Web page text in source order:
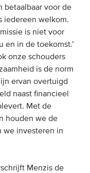
betaalbaar voor de
iedereen welkom.
is niet voor
en in de toekomst.’
onze schouders
is de norm
ervan overtuigd
naast financieel
Met de
houden we de
we investeren in
Menzis de